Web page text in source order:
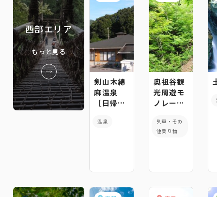
西部エリア
もっと見る
剣山木綿
麻温泉
［日帰り
み］
温泉
奥祖谷観
光周遊モ
ノレー
業中
列車・その
他乗り物